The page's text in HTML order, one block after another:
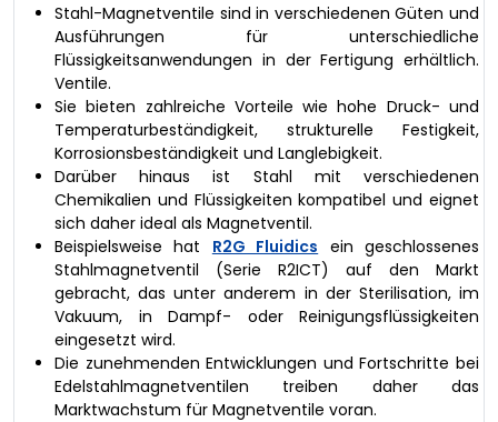
Stahl-Magnetventile sind in verschiedenen Güten und
Ausführungen für unterschiedliche
Flüssigkeitsanwendungen in der Fertigung erhältlich.
Ventile.
Sie bieten zahlreiche Vorteile wie hohe Druck- und
Temperaturbeständigkeit, strukturelle Festigkeit,
Korrosionsbeständigkeit und Langlebigkeit.
Darüber hinaus ist Stahl mit verschiedenen
Chemikalien und Flüssigkeiten kompatibel und eignet
sich daher ideal als Magnetventil.
Beispielsweise hat R2G Fluidics ein geschlossenes
Stahlmagnetventil (Serie R2ICT) auf den Markt
gebracht, das unter anderem in der Sterilisation, im
Vakuum, in Dampf- oder Reinigungsflüssigkeiten
eingesetzt wird.
Die zunehmenden Entwicklungen und Fortschritte bei
Edelstahlmagnetventilen treiben daher das
Marktwachstum für Magnetventile voran.